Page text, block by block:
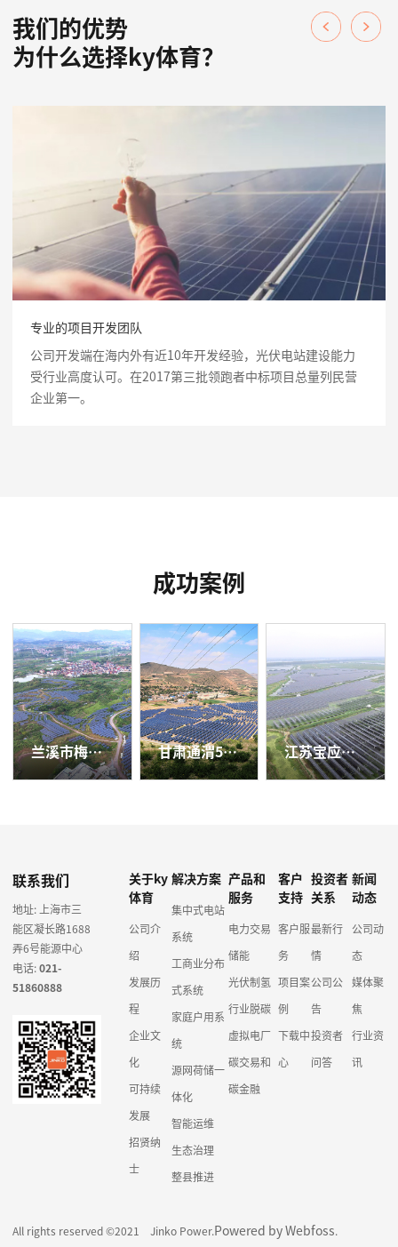
我们的优势
为什么选择ky体育？
专业的项目开发团队
公司开发端在海内外有近10年开发经验，光伏电站建设能力
受行业高度认可。在2017第三批领跑者中标项目总量列民营
企业第一。
成功案例
兰溪市梅江镇20兆瓦农光互补光伏发电项目 甘肃通渭50兆瓦光伏扶贫项目 江苏宝应应用领跑基地2号100兆瓦项目
联系我们
地址: 上海市三
能区凝长路1688
弄6号能源中心
电话:021-
51860888
关于ky
体育
公司介
绍
发展历
程
企业文
化
可持续
发展
招贤纳
士
解决方案
集中式电站
系统
工商业分布
式系统
家庭户用系
统
源网荷储一
体化
智能运维
生态治理
整县推进
产品和
服务
电力交易
储能
光伏制氢
行业脱碳
虚拟电厂
碳交易和
碳金融
客户
支持
客户服
务
项目案
例
下载中
心
投资者
关系
最新行
情
公司公
告
投资者
问答
新闻
动态
公司动
态
媒体聚
焦
行业资
讯
All rights reserved ©2021 Jinko Power.Powered by Webfoss.